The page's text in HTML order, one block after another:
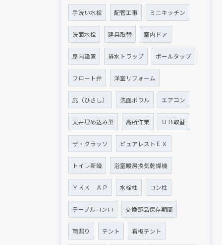
手洗い水栓 配管工事 ミニキッチン
洗面水栓 建具取替 室内ドア
屋内設置 排水トラップ ボールタップ
フロート弁 洋室リフォーム
庇（ひさし） 洗面ボウル エアコン
天井埋め込み型 高所作業 ＵＢ取替
ザ・クラッソ ピュアレストＥＸ
トイレ新設 浴室暖房換気乾燥機
ＹＫＫ ＡＰ 水栓柱 コン柱
テーブルコンロ 交換部品保存期間
雨漏り テント 看板テント